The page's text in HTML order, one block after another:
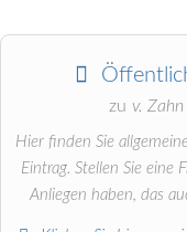
zu v.
Hier finden Sie
Eintrag. Stellen Sie eine
Anliegen haben, das